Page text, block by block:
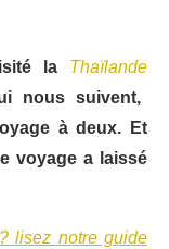
la Thaïlande
nous suivent,
à deux. Et
voyage a laissé
lisez notre guide